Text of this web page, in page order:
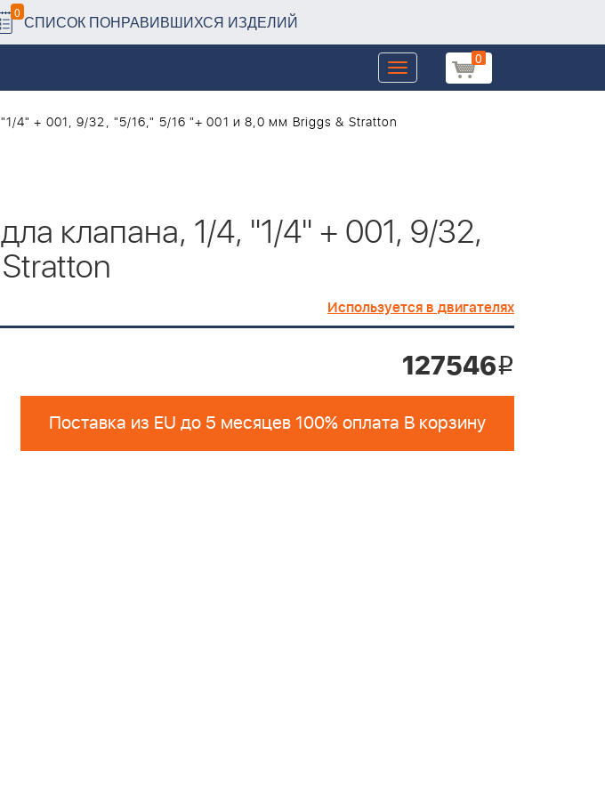
0 СПИСОК ПОНРАВИВШИХСЯ ИЗДЕЛИЙ
0
Toggle
navigation
4" + 001, 9/32, "5/16," 5/16 "+ 001 и 8,0 мм Briggs & Stratton
клапана, 1/4, "1/4" + 001, 9/32,
Используется в двигателях
127546i
Поставка из EU до 5 месяцев 100% оплата В корзину